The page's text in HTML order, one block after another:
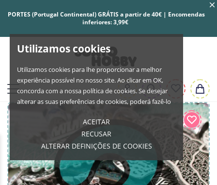
Utilizamos cookies
Utilizamos cookies para lhe proporcionar a melhor
experiência possível no nosso site. Ao clicar em OK,
concorda com a nossa política de cookies. Se desejar
alterar as suas preferências de cookies, poderá fazê-lo
ACEITAR
RECUSAR
ALTERAR DEFINIÇÕES DE COOKIES
PORTES (Portugal Continental) GRÁTIS a partir de 40€ | Encomendas
inferiores: 3,99€